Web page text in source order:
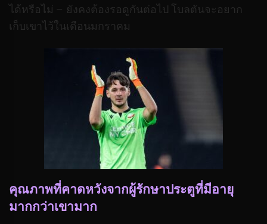
ได้หรือไม่ – ยังคงต้องรอดูกันต่อไป โบลตันจะอยาก
เก็บเขาไว้ในเดือนมกราคม
คุณภาพที่คาดหวังจากผู้รักษาประตูที่มีอายุ
มากกว่าเขามาก